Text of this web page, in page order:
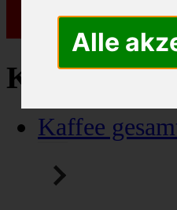
Alle
Kaffee / Tee
Kaffee